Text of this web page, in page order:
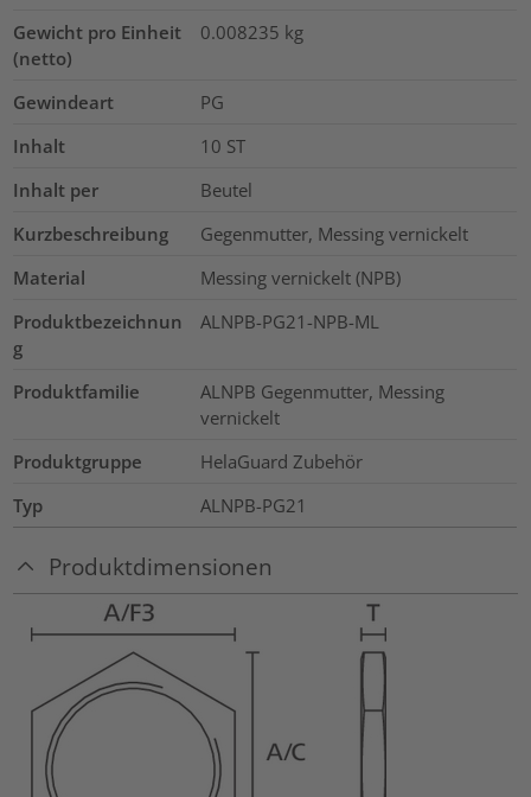
Gewicht pro Einheit
(netto)
0.008235 kg
Gewindeart
PG
Inhalt
10 ST
Inhalt per
Beutel
Kurzbeschreibung
Gegenmutter, Messing vernickelt
Material
Messing vernickelt (NPB)
Produktbezeichnun
g
ALNPB-PG21-NPB-ML
Produktfamilie
ALNPB Gegenmutter, Messing
vernickelt
Produktgruppe
HelaGuard Zubehör
Typ
ALNPB-PG21
Produktdimensionen